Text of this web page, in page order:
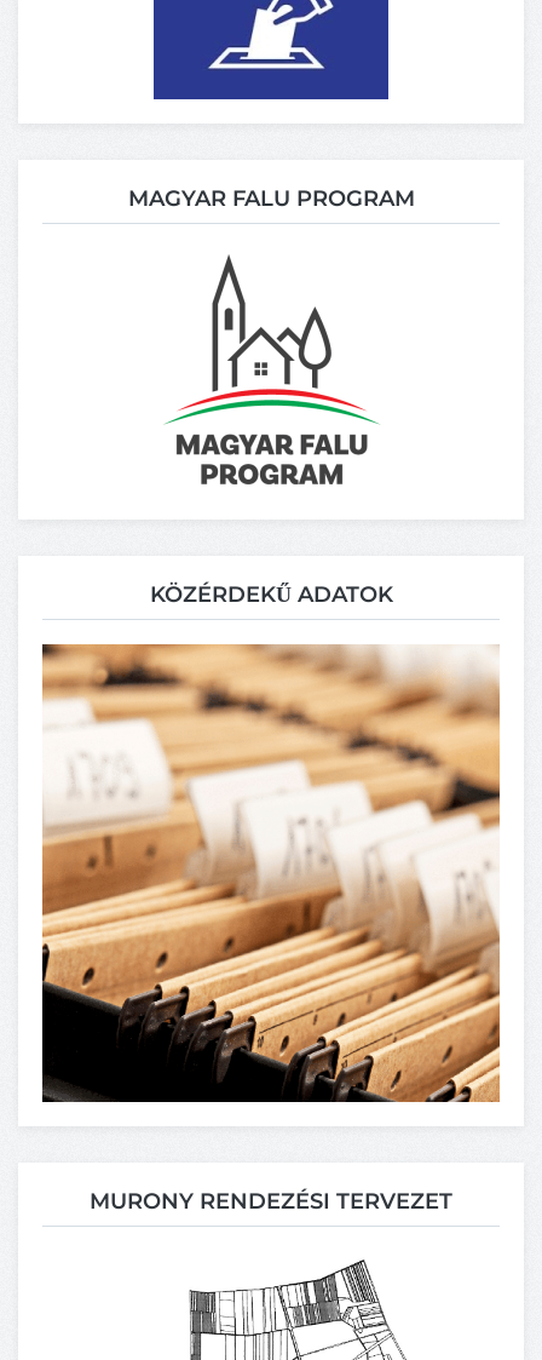
MAGYAR FALU PROGRAM
KÖZÉRDEKŰ ADATOK
MURONY RENDEZÉSI TERVEZET